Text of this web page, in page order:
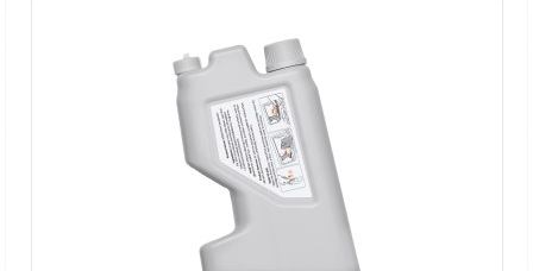
PRODUKTAS E
ROMO didelio efektyvumo filtras Komplekte yra du filtrai,
skirti DJI ROMO serijos valymo robotams. E11 klasės
medžiaga efektyviai sulaiko dulkių daleles, išlai..